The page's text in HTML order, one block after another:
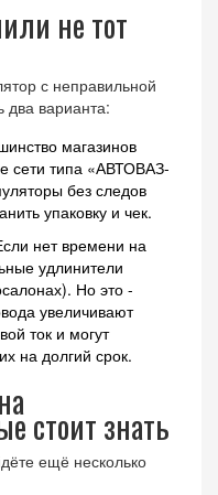
не тот
с неправильной
два варианта:
магазинов
сети типа «АВТОВАЗ-
без следов
упаковку и чек.
нет времени на
удлинители
Но это -
увеличивают
ток и могут
на долгий срок.
стоит знать
ещё несколько